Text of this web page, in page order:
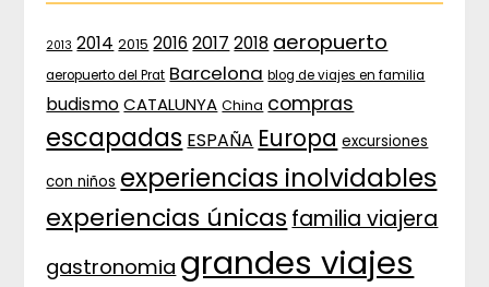
2013 2014 2015 2016 2017 2018 aeropuerto
aeropuerto del Prat Barcelona blog de viajes en familia
budismo CATALUNYA China compras
escapadas ESPAÑA Europa excursiones
con niños experiencias inolvidables
experiencias únicas familia viajera
gastronomia grandes viajes